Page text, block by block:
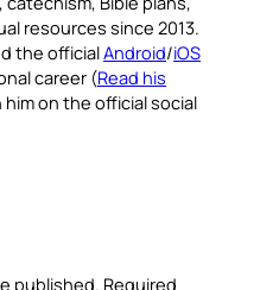
resources since 2013.
the officialAndroid/iOS
career (Read his
on the official social
published. Required